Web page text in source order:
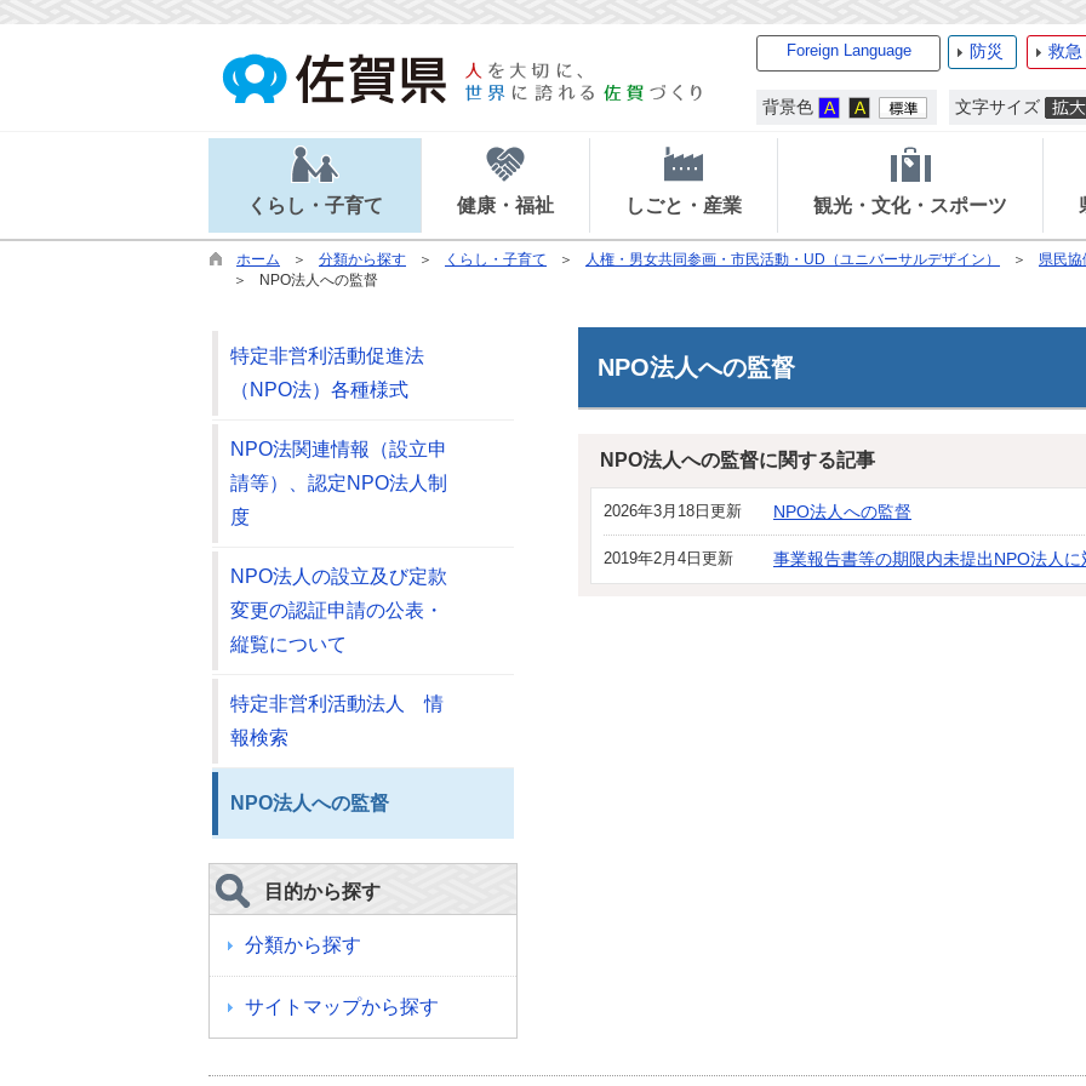
Foreign Language 防災 救急
背景色 文字サイズ
くらし・子育て 健康・福祉 しごと・産業 観光・文化・スポーツ
ホーム 分類から探す くらし・子育て 人権・男女共同参画・市民活動・UD（ユニバーサルデザイン） 県民
NPO法人への監督
NPO法人への監督
NPO法人への監督に関する記事
2026年3月18日更新 NPO法人への監督
2019年2月4日更新 事業報告書等の期限内未提出NPO法人
特定非営利活動促進法
（NPO法）各種様式
NPO法関連情報（設立申
請等）、認定NPO法人制
度
NPO法人の設立及び定款
変更の認証申請の公表・
縦覧について
特定非営利活動法人 情
報検索
NPO法人への監督
目的から探す
分類から探す
サイトマップから探す